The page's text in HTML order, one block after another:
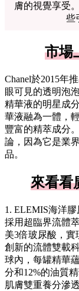
膚的視覺享受
些
市場
Chanel於2015年
眼可見的透明泡
精華液的明星成
華液融為一體，
豐富的精萃成分
論，因為它是業
品。
來看看
1. ELEMIS海洋
採用超臨界流體
美3倍玻尿酸，實
創新的流體雙載
球內，每罐精華
分和12%的油質
肌膚雙重養分滲